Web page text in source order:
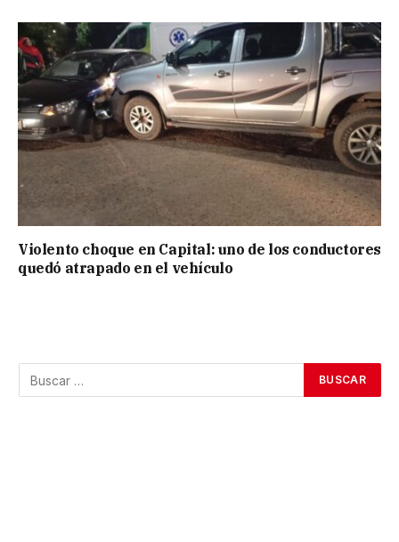
Violento choque en Capital: uno de los conductores
quedó atrapado en el vehículo